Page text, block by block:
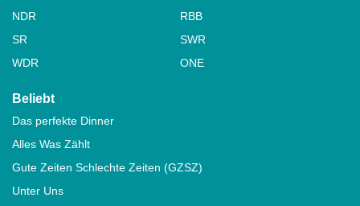
NDR
RBB
SR
SWR
WDR
ONE
Beliebt
Das perfekte Dinner
Alles Was Zählt
Gute Zeiten Schlechte Zeiten (GZSZ)
Unter Uns